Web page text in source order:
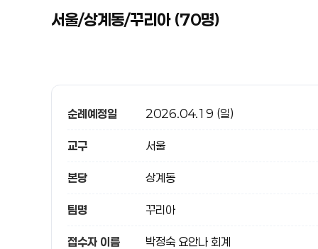
서울/상계동/꾸리아 (70명)
순례예정일 2026.04.19 (일)
교구 서울
본당 상계동
팀명 꾸리아
접수자 이름 박정숙 요안나 회계